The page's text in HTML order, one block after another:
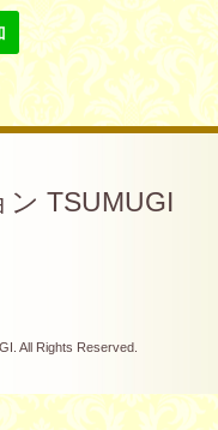
TSUMUGI
. All Rights Reserved.